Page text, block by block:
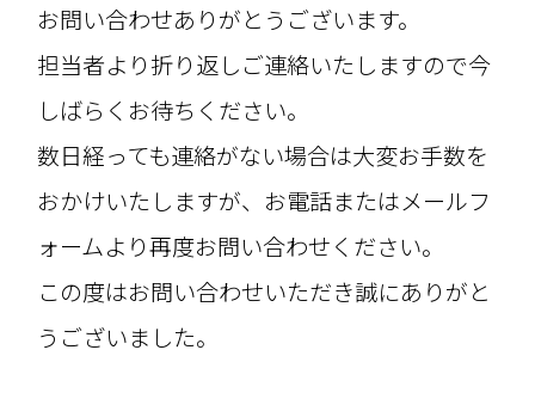
お問い合わせありがとうございます。
担当者より折り返しご連絡いたしますので今
しばらくお待ちください。
数日経っても連絡がない場合は大変お手数を
おかけいたしますが、お電話またはメールフ
ォームより再度お問い合わせください。
この度はお問い合わせいただき誠にありがと
うございました。